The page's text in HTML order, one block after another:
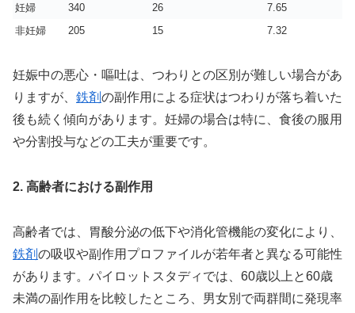
妊婦
340 26
7.65
非妊婦
205 15 7.32
妊娠中の悪心・嘔吐は、つわりとの区別が難しい場合があ
りますが、 鉄剤の副作用による症状はつわりが落ち着いた
後も続く傾向があります。妊婦の場合は特に、食後の服用
や分割投与などの工夫が重要です。
2. 高齢者における副作用
高齢者では、胃酸分泌の低下や消化管機能の変化により、
鉄剤の吸収や副作用プロファイルが若年者と異なる可能性
があります。パイロットスタディでは、60歳以上と60歳
未満の副作用を比較したところ、男女別で両群間に発現率